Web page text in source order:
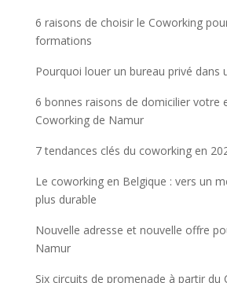
6 raisons de choisir le Coworking
formations
Pourquoi louer un bureau privé dans
6 bonnes raisons de domicilier votre
Coworking de Namur
7 tendances clés du coworking en
Le coworking en Belgique : vers un
plus durable
Nouvelle adresse et nouvelle offre
Namur
Six circuits de promenade à partir du